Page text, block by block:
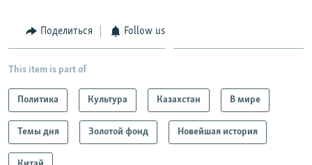
Поделиться Follow us
This item is part of
Политика Культура Казахстан В мире
Темы дня Золотой фонд Новейшая история